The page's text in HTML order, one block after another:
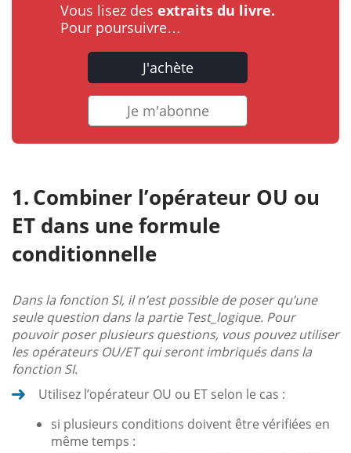
Vous lisez des extraits du livre.
Pour poursuivre…
J'achète
Je m'abonne
Combiner l’opérateur OU ou
ET dans une formule
conditionnelle
Dans la fonction SI, il n’est possible de poser qu’une
seule question dans la partie Test_logique. Pour
pouvoir poser plusieurs questions, vous pouvez utiliser
les opérateurs OU/ET qui seront imbriqués dans la
fonction SI.
Utilisez l’opérateur OU ou ET selon le cas :
si plusieurs conditions doivent être vérifiées en
même temps :